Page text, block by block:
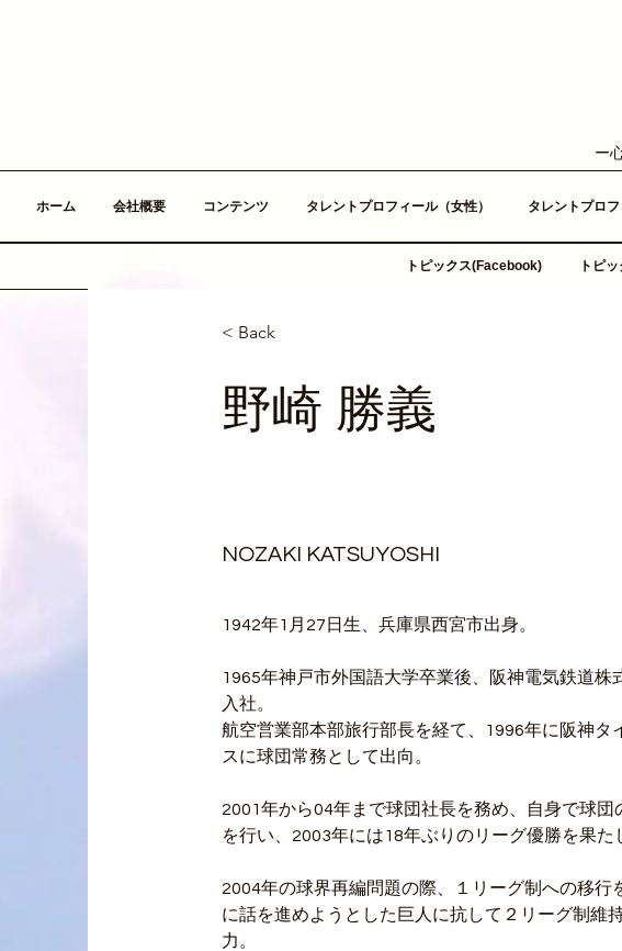
ー
ホーム 会社概要 コンテンツ タレントプロフィール（女性） タレントプロフ
トピックス(Facebook) トピ
< Back
野崎 勝義
NOZAKI KATSUYOSHI
1942年1月27日生、兵庫県西宮市出身。
1965年神戸市外国語大学卒業後、阪神電気鉄道株
入社。
航空営業部本部旅行部長を経て、1996年に阪神タ
スに球団常務として出向。
2001年から04年まで球団社長を務め、自身で球団
を行い、2003年には18年ぶりのリーグ優勝を果た
2004年の球界再編問題の際、１リーグ制への移行
に話を進めようとした巨人に抗して２リーグ制維
力。